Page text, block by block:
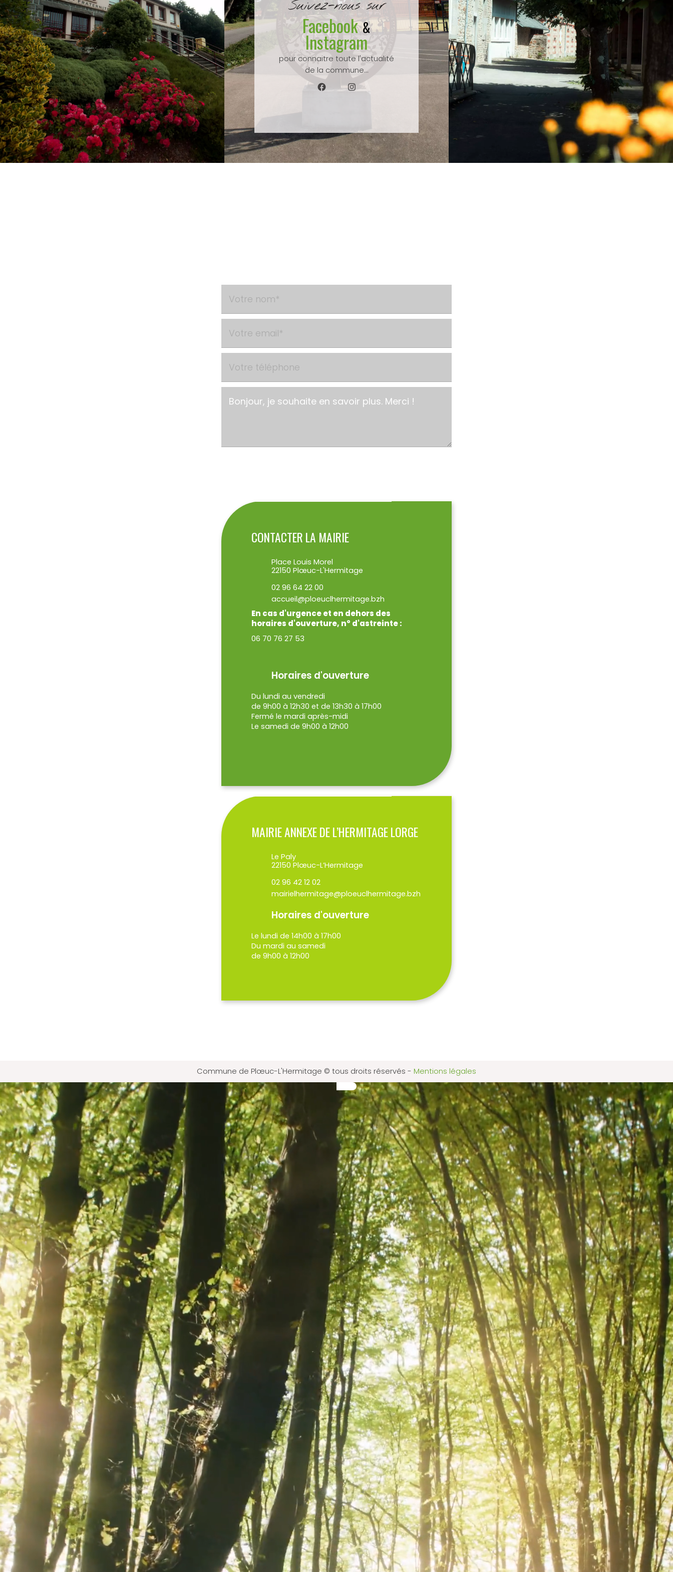
Suivez-nous sur
Facebook&
Instagram
pour connaitre toute l'actualité
de la commune...
CONTACTER LA MAIRIE
Place Louis Morel
22150 Plœuc-L'Hermitage
02 96 64 22 00
accueil@ploeuclhermitage.bzh
En cas d'urgence et en dehors des
horaires d'ouverture, n° d'astreinte :
06 70 76 27 53
Horaires d'ouverture
Du lundi au vendredi
de 9h00 à 12h30 et de 13h30 à 17h00
Fermé le mardi après-midi
Le samedi de 9h00 à 12h00
MAIRIE ANNEXE DE L’HERMITAGE LORGE
Le Paly
22150 Plœuc-L’Hermitage
02 96 42 12 02
mairielhermitage@ploeuclhermitage.bzh
Horaires d'ouverture
Le lundi de 14h00 à 17h00
Du mardi au samedi
de 9h00 à 12h00
Commune de Plœuc-L'Hermitage © tous droits réservés - Mentions légales